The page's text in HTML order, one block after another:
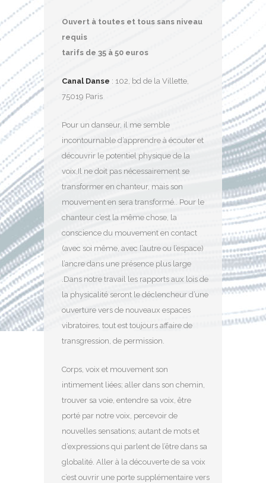
Ouvert à toutes et tous sans niveau
requis
tarifs de 35 à 50 euros
Canal Danse : 102, bd de la Villette,
75019 Paris
Pour un danseur, il me semble
incontournable d’apprendre à écouter et
découvrir le potentiel physique de la
voix,Il ne doit pas nécessairement se
transformer en chanteur, mais son
mouvement en sera transformé.. Pour le
chanteur c’est la même chose, la
conscience du mouvement en contact
(avec soi même, avec l’autre ou l’espace)
l’ancre dans une présence plus large
.Dans notre travail les rapports aux lois de
la physicalité seront le déclencheur d’une
ouverture vers de nouveaux espaces
vibratoires, tout est toujours affaire de
transgression, de permission.
Corps, voix et mouvement son
intimement liées; aller dans son chemin,
trouver sa voie, entendre sa voix, être
porté par notre voix, percevoir de
nouvelles sensations; autant de mots et
d’expressions qui parlent de l’être dans sa
globalité. Aller à la découverte de sa voix
c’est ouvrir une porte supplémentaire vers